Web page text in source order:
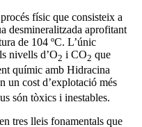
físic que consisteix a
desmineralitzada aprofitant
de 104 ºC. L’únic
nivells d’O2 i CO2 que
químic amb Hidracina
un cost d’explotació més
són tòxics i inestables.
tres lleis fonamentals que